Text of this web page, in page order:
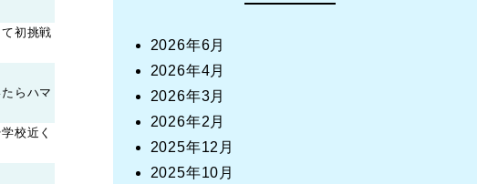
初挑戦
らハマ
校近く
2026年6月
2026年4月
2026年3月
2026年2月
2025年12月
2025年10月